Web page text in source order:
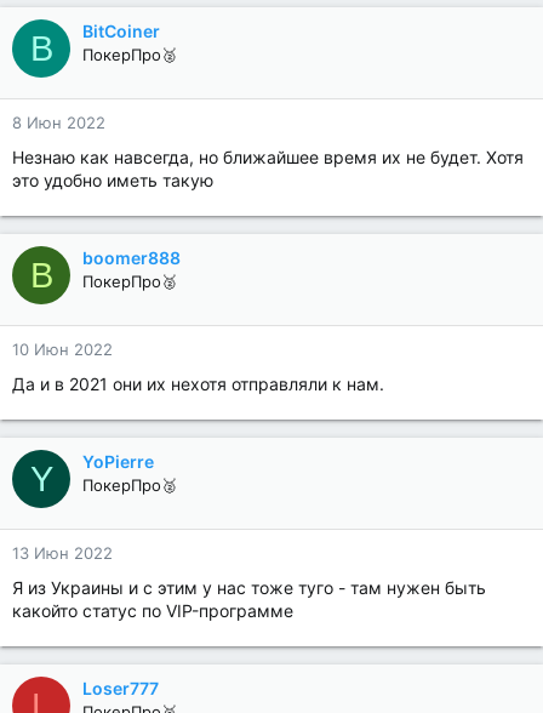
B BitCoiner
ПокерПро🥈
8 Июн 2022
Незнаю как навсегда, но ближайшее время их не будет. Хотя
это удобно иметь такую
B boomer888
ПокерПро🥈
10 Июн 2022
Да и в 2021 они их нехотя отправляли к нам.
Y YoPierre
ПокерПро🥈
13 Июн 2022
Я из Украины и с этим у нас тоже туго - там нужен быть
какойто статус по VIP-программе
L Loser777